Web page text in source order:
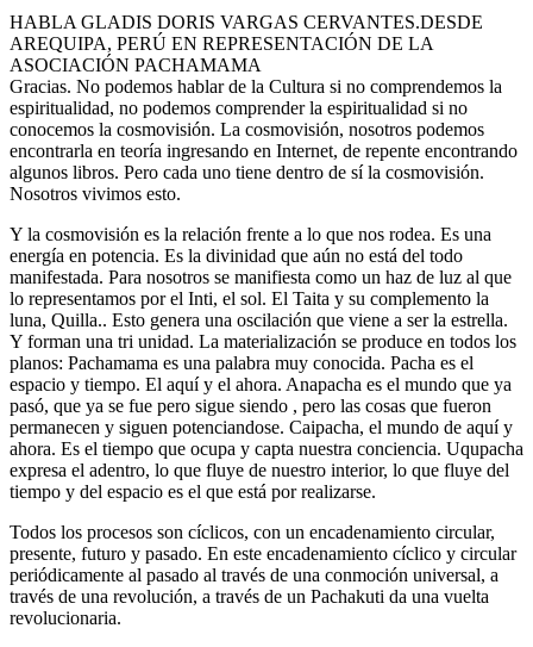
HABLA GLADIS DORIS VARGAS CERVANTES.DESDE
AREQUIPA, PERÚ EN REPRESENTACIÓN DE LA
ASOCIACIÓN PACHAMAMA
Gracias. No podemos hablar de la Cultura si no comprendemos la
espiritualidad, no podemos comprender la espiritualidad si no
conocemos la cosmovisión. La cosmovisión, nosotros podemos
encontrarla en teoría ingresando en Internet, de repente encontrando
algunos libros. Pero cada uno tiene dentro de sí la cosmovisión.
Nosotros vivimos esto.
Y la cosmovisión es la relación frente a lo que nos rodea. Es una
energía en potencia. Es la divinidad que aún no está del todo
manifestada. Para nosotros se manifiesta como un haz de luz al que
lo representamos por el Inti, el sol. El Taita y su complemento la
luna, Quilla.. Esto genera una oscilación que viene a ser la estrella.
Y forman una tri unidad. La materialización se produce en todos los
planos: Pachamama es una palabra muy conocida. Pacha es el
espacio y tiempo. El aquí y el ahora. Anapacha es el mundo que ya
pasó, que ya se fue pero sigue siendo , pero las cosas que fueron
permanecen y siguen potenciandose. Caipacha, el mundo de aquí y
ahora. Es el tiempo que ocupa y capta nuestra conciencia. Uqupacha
expresa el adentro, lo que fluye de nuestro interior, lo que fluye del
tiempo y del espacio es el que está por realizarse.
Todos los procesos son cíclicos, con un encadenamiento circular,
presente, futuro y pasado. En este encadenamiento cíclico y circular
periódicamente al pasado al través de una conmoción universal, a
través de una revolución, a través de un Pachakuti da una vuelta
revolucionaria.